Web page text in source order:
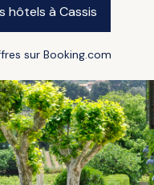
hôtels à Cassis
sur Booking.com